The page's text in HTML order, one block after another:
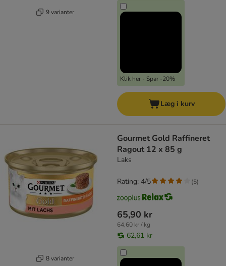
9 varianter
Klik her - Spar -20%
Læg i kurv
8 varianter
Gourmet Gold Raffineret
Ragout 12 x 85 g
Laks
65,90 kr
64,60 kr / kg
62,61 kr
Rating: 4/5 (5)